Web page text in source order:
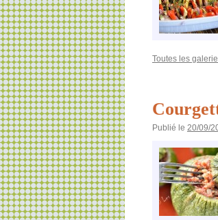
Toutes les
Publié le 20/09/